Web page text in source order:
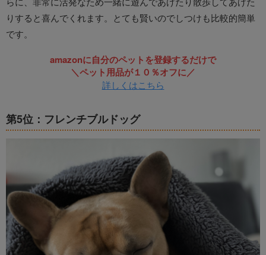
りすると喜んでくれます。とても賢いのでしつけも比較的簡単
です。
amazonに自分のペットを登録するだけで
＼ペット用品が１０％オフに／
詳しくはこちら
第5位：フレンチブルドッグ